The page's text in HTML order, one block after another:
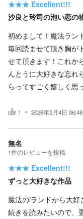
★★★ Excellent!!!
沙良と玲司の泡い恋の
初めまして！魔法ラン
毎回読ませて頂き胸が
せて頂きます！これか
んとうに大好きな忘れ
らってすごく嬉しく思
1 2026年2月4日 06:48
無名
1件のレビューを投稿
★★★ Excellent!!!
ずっと大好きな作品
魔法のiランドから大好
続きを読みたいので、